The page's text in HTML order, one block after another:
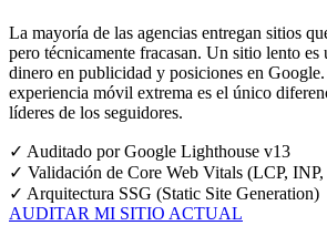
La mayoría de las agencias entregan sitios
pero técnicamente fracasan. Un sitio lento es
dinero en publicidad y posiciones en Google.
experiencia móvil extrema es el único
líderes de los seguidores.
✓ Auditado por Google Lighthouse v13
✓ Validación de Core Web Vitals (LCP,
✓ Arquitectura SSG (Static Site Generation)
AUDITAR MI SITIO ACTUAL